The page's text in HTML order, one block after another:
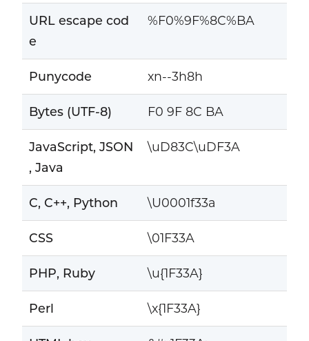
URL escape cod
e
%F0%9F%8C%BA
Punycode xn--3h8h
Bytes (UTF-8) F0 9F 8C BA
JavaScript, JSON
, Java
\uD83C\uDF3A
C, C++, Python \U0001f33a
CSS \01F33A
PHP, Ruby \u{1F33A}
Perl \x{1F33A}